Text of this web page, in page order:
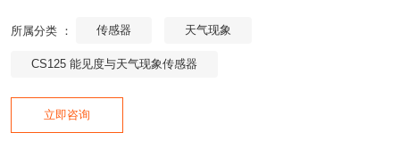
所属分类 ： 传感器 天气现象
CS125 能见度与天气现象传感器
立即咨询